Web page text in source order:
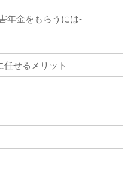
年金をもらうには-
せるメリット